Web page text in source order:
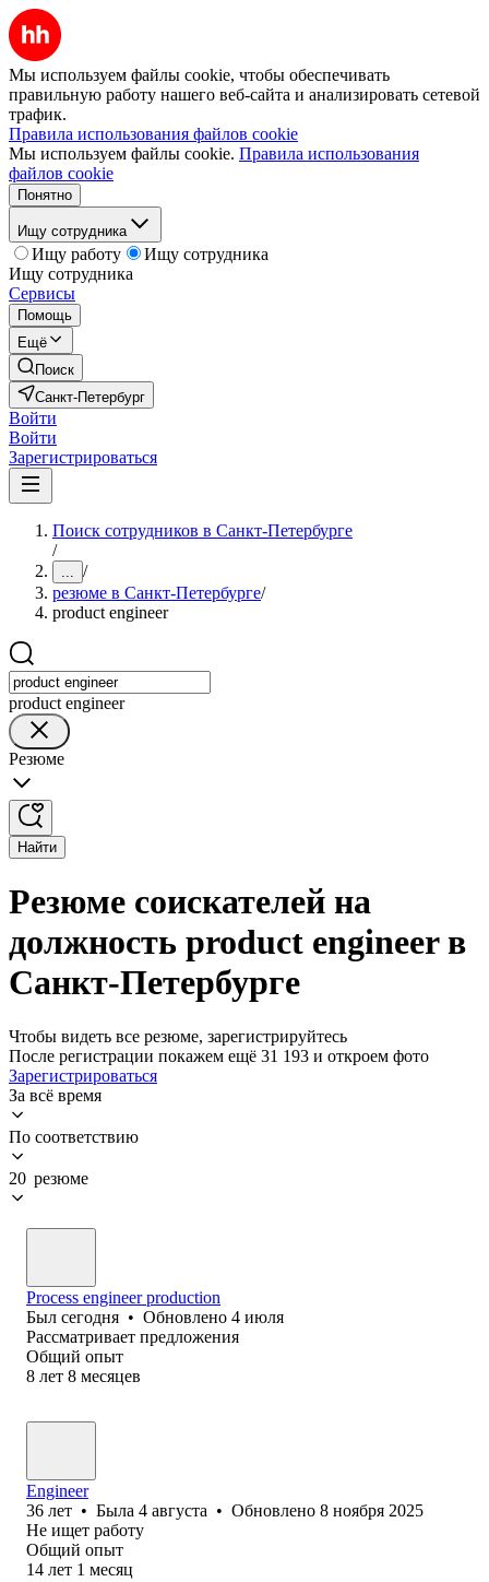
Мы используем файлы cookie, чтобы обеспечивать
правильную работу нашего веб-сайта и анализировать сетевой
трафик.
Правила использования файлов cookie
Мы используем файлы cookie. Правила использования
файлов cookie
Понятно
Ищу сотрудника
Ищу работу
Ищу сотрудника
Ищу сотрудника
Сервисы
Помощь
Ещё
Поиск
Санкт-Петербург
Войти
Войти
Зарегистрироваться
Поиск сотрудников в Санкт-Петербурге
/
... /
резюме в Санкт-Петербурге/
product engineer
product engineer
Резюме
Найти
Резюме соискателей на
должность product engineer в
Санкт-Петербурге
Чтобы видеть все резюме, зарегистрируйтесь
После регистрации покажем ещё 31 193 и откроем фото
Зарегистрироваться
За всё время
По соответствию
20 резюме
Process engineer production
Был сегодня • Обновлено 4 июля
Рассматривает предложения
Общий опыт
8 лет 8 месяцев
Engineer
36 лет • Была 4 августа • Обновлено 8 ноября 2025
Не ищет работу
Общий опыт
14 лет 1 месяц